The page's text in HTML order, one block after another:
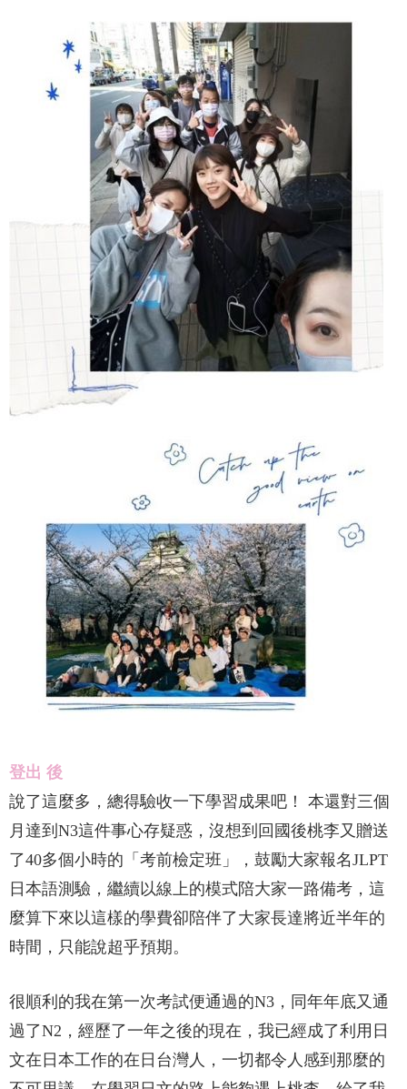
登出 後
說了這麼多，總得驗收一下學習成果吧！
本還對三個
月達到N3這件事心存疑惑，沒想到回國後桃李又贈送
了40多個小時的「考前檢定班」，鼓勵大家報名JLPT
日本語測驗，繼續以線上的模式陪大家一路備考，這
麼算下來以這樣的學費卻陪伴了大家長達將近半年的
時間，只能說超乎預期。
很順利的我在第一次考試便通過的N3，同年年底又通
過了N2，經歷了一年之後的現在，我已經成了利用日
文在日本工作的在日台灣人，一切都令人感到那麼的